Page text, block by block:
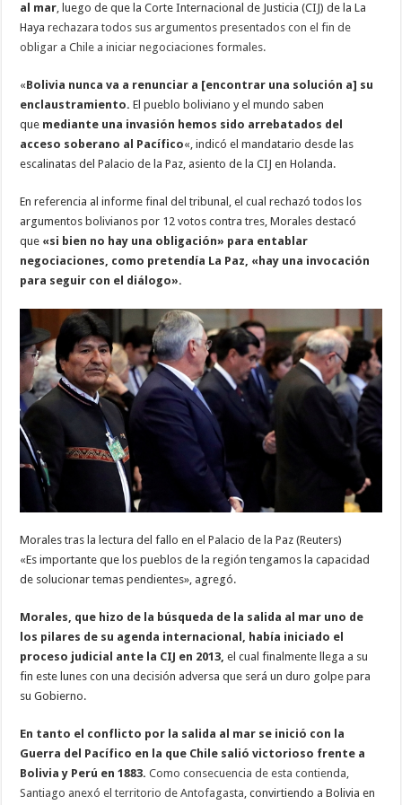
al mar, luego de que la Corte Internacional de Justicia (CIJ) de la La
Hayarechazara todos sus argumentos presentados con el fin de
obligar a Chile a iniciar negociaciones formales.
«Bolivia nunca va a renunciar a [encontrar una solución a] su
enclaustramiento. El pueblo boliviano y el mundo saben
que mediante una invasión hemos sido arrebatados del
acceso soberano al Pacífico«, indicó el mandatario desde las
escalinatas del Palacio de la Paz, asiento de la CIJ en Holanda.
En referencia al informe final del tribunal, el cual rechazó todos los
argumentos bolivianos por 12 votos contra tres, Morales destacó
que «si bien no hay una obligación» para entablar
negociaciones, como pretendía La Paz, «hay una invocación
para seguir con el diálogo».
Morales tras la lectura del fallo en el Palacio de la Paz (Reuters)
«Es importante que los pueblos de la región tengamos la capacidad
de solucionar temas pendientes», agregó.
Morales, que hizo de la búsqueda de la salida al mar uno de
los pilares de su agenda internacional, había iniciado el
proceso judicial ante la CIJ en 2013, el cual finalmente llega a su
fin este lunes con una decisión adversa que será un duro golpe para
su Gobierno.
En tanto el conflicto por la salida al mar se inició con la
Guerra del Pacífico en la que Chile salió victorioso frente a
Bolivia y Perú en 1883. Como consecuencia de esta contienda,
Santiago anexó el territorio de Antofagasta, convirtiendo a Bolivia en